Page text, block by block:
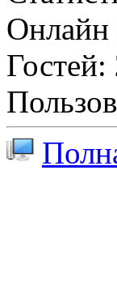
Онлайн
Гостей: